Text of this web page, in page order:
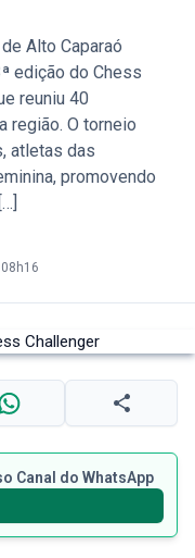
Alto Caparaó
edição do Chess
reuniu 40
região. O torneio
atletas das
promovendo
Canal do WhatsApp